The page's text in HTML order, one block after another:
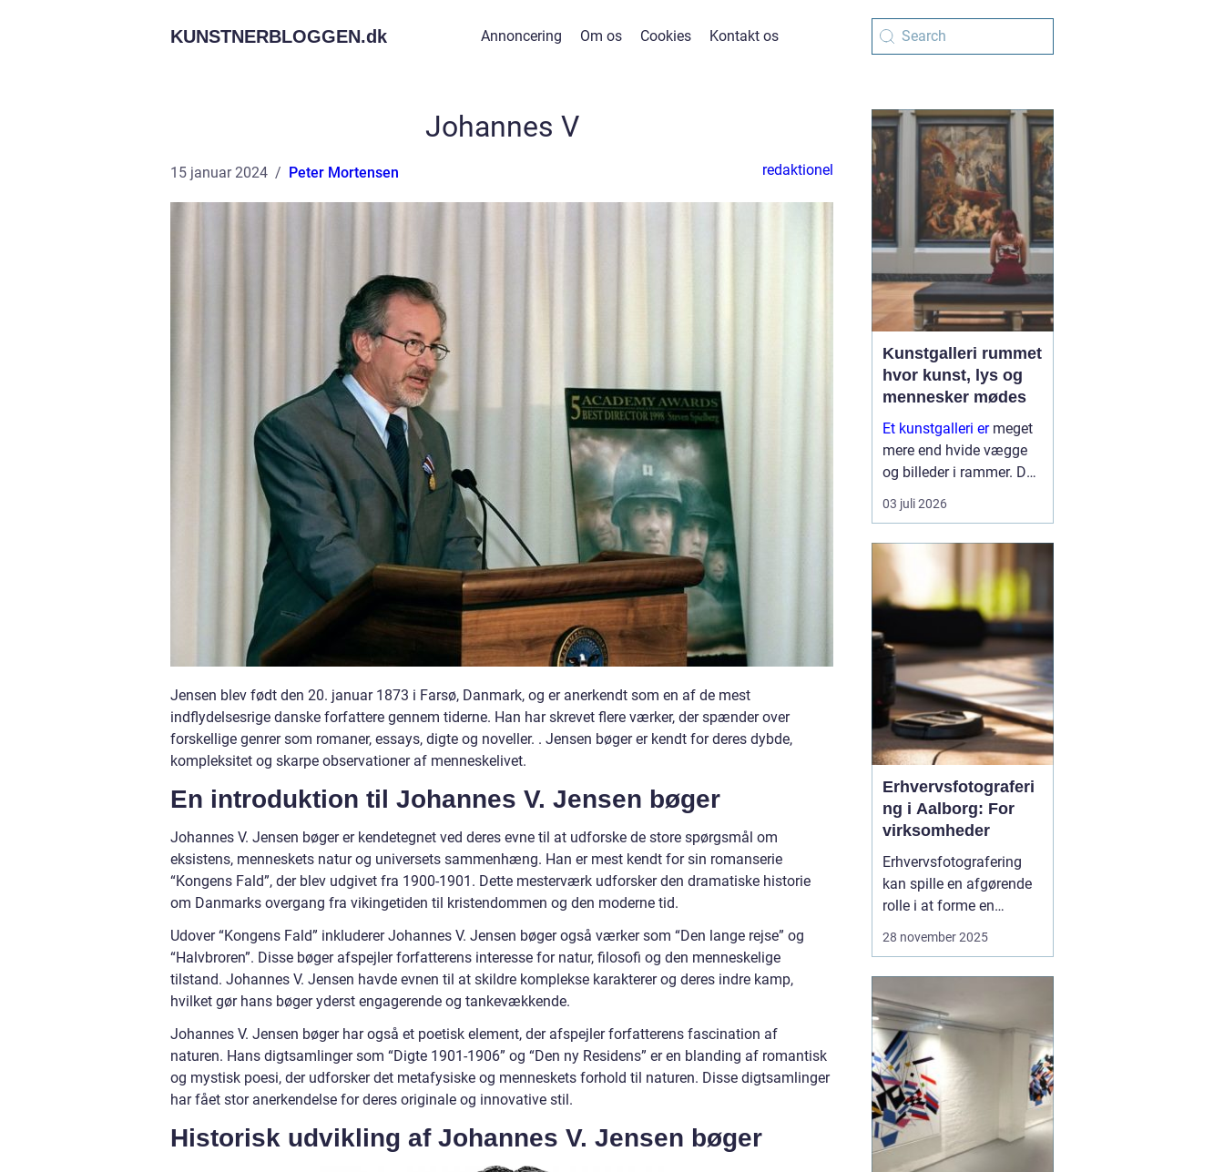
KUNSTNERBLOGGEN.dk Annoncering Om os Cookies Kontakt os
Johannes V
15 januar 2024 Peter Mortensen redaktionel
Jensen blev født den 20. januar 1873 i Farsø, Danmark, og er anerkendt som en af de mest
indflydelsesrige danske forfattere gennem tiderne. Han har skrevet flere værker, der spænder over
forskellige genrer som romaner, essays, digte og noveller. . Jensen bøger er kendt for deres dybde,
kompleksitet og skarpe observationer af menneskelivet.
En introduktion til Johannes V. Jensen bøger
Johannes V. Jensen bøger er kendetegnet ved deres evne til at udforske de store spørgsmål om
eksistens, menneskets natur og universets sammenhæng. Han er mest kendt for sin romanserie
“Kongens Fald”, der blev udgivet fra 1900-1901. Dette mesterværk udforsker den dramatiske historie
om Danmarks overgang fra vikingetiden til kristendommen og den moderne tid.
Udover “Kongens Fald” inkluderer Johannes V. Jensen bøger også værker som “Den lange rejse” og
“Halvbroren”. Disse bøger afspejler forfatterens interesse for natur, filosofi og den menneskelige
tilstand. Johannes V. Jensen havde evnen til at skildre komplekse karakterer og deres indre kamp,
hvilket gør hans bøger yderst engagerende og tankevækkende.
Johannes V. Jensen bøger har også et poetisk element, der afspejler forfatterens fascination af
naturen. Hans digtsamlinger som “Digte 1901-1906” og “Den ny Residens” er en blanding af romantisk
og mystisk poesi, der udforsker det metafysiske og menneskets forhold til naturen. Disse digtsamlinger
har fået stor anerkendelse for deres originale og innovative stil.
Historisk udvikling af Johannes V. Jensen bøger
Kunstgalleri rummet
hvor kunst, lys og
mennesker mødes
Et kunstgalleri ermeget
mere end hvide vægge
og billeder i rammer. Det
er et mødested mellem
kunstner og publikum,
tendenser, møde stærke
kunstneriske stemmer
03 juli 2026
Erhvervsfotograferi
ng i Aalborg: For
virksomheder
Erhvervsfotografering
kan spille en afgørende
rolle i at forme en
virksomheds visuelle
omdømme. I Aalborg er
der rig mulighed for at
finde dygtige fotografer,
der specialiserer sig i
netop dette omr...
28 november 2025